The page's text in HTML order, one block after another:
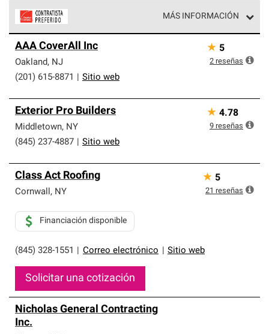
MÁS INFORMACIÓN
parte de una red exclusiva de profesionales de techos
que cumplen con altos estándares y requisitos estrictos
de profesionalismo y confiabilidad.
AAA CoverAll Inc
Oakland, NJ
(201) 615-8871
Sitio web
★ 5
2 reseñas
Exterior Pro Builders
Middletown, NY
(845) 237-4887
Sitio web
★ 4.78
9 reseñas
Class Act Roofing
Cornwall, NY
(845) 328-1551 Correo electrónico Sitio web
Financiación disponible
Solicitar una cotización
★ 5
21 reseñas
Nicholas General Contracting
Inc.